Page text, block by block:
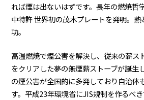
れば煙は出ないはずです。長年の燃焼哲
中特許 世界初の茂木プレートを発明。
功。
高温燃焼で煙公害を解決し、従来の薪ス
をクリアした夢の無煙薪ストーブが誕生
の煙公害が全国的に多発しており自治体
す。平成23年環境省にJIS規制を作るべ